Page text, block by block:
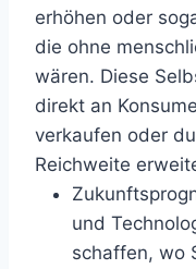
erhöhen oder
die ohne
wären. Diese
direkt an
verkaufen oder
Reichweite
und
schaffen, wo